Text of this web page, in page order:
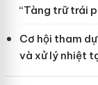
“Tàng trữ trái
Cơ hội tham
và xử lý nhiệt